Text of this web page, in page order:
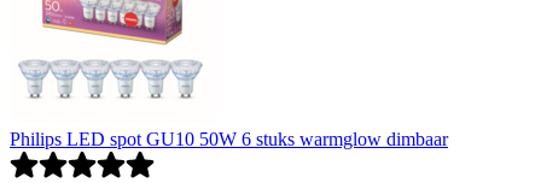
Philips LED spot GU10 50W 6 stuks warmglow dimbaar